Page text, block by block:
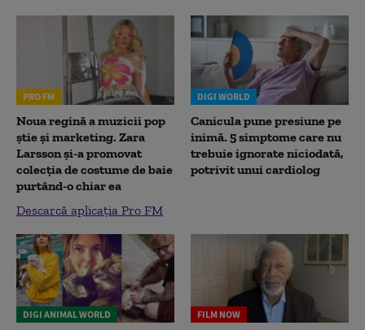
PRO FM
Noua regină a muzicii pop
știe și marketing. Zara
Larsson și-a promovat
colecția de costume de baie
purtând-o chiar ea
Descarcă aplicația Pro FM
DIGI WORLD
Canicula pune presiune pe
inimă. 5 simptome care nu
trebuie ignorate niciodată,
potrivit unui cardiolog
DIGI ANIMAL WORLD FILM NOW